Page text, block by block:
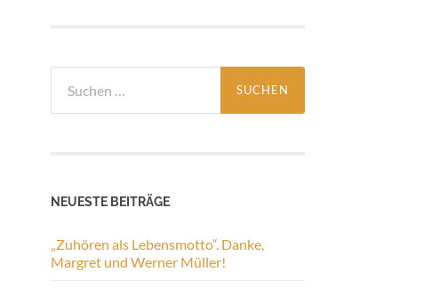
nach:
NEUESTE BEITRÄGE
„Zuhören als Lebensmotto“. Danke,
Margret und Werner Müller!